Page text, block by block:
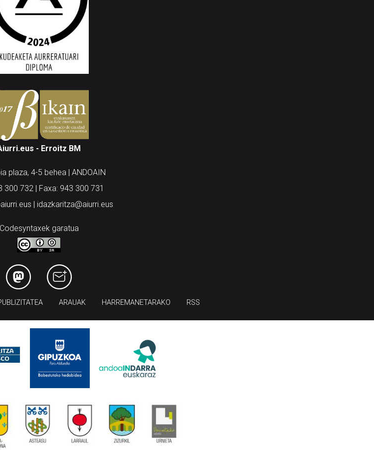
- Erroitz BM
plaza, 4-5 behea | ANDOAIN
300 732 | Faxa: 943 300 731
| idazkaritza@aiurri.eus
Codesyntaxek garatua
ARAUAK HARREMANETARAKO RSS